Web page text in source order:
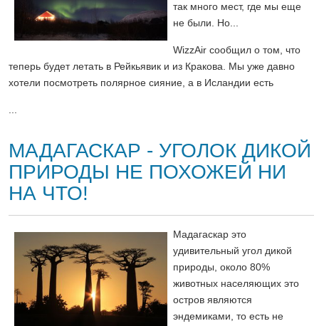
так много мест, где мы еще
не были. Но...
WizzAir сообщил о том, что
теперь будет летать в Рейкьявик и из Кракова. Мы уже давно
хотели посмотреть полярное сияние, а в Исландии есть
МАДАГАСКАР - УГОЛОК ДИКОЙ
ПРИРОДЫ НЕ ПОХОЖЕЙ НИ
НА ЧТО!
Мадагаскар это
удивительный угол дикой
природы, около 80%
животных населяющих это
остров являются
эндемиками, то есть не